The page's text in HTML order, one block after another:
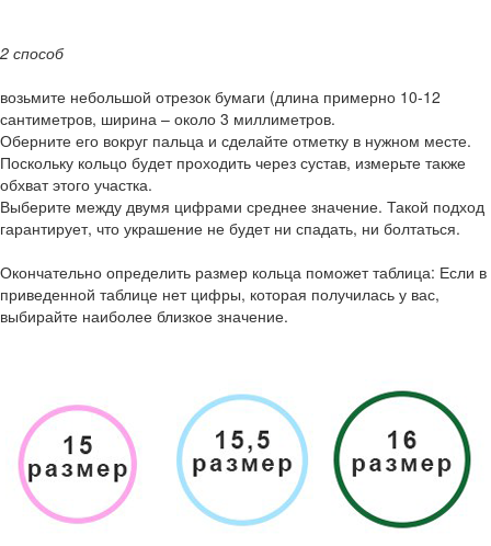
2 способ
возьмите небольшой отрезок бумаги (длина примерно 10-12
сантиметров, ширина – около 3 миллиметров.
Оберните его вокруг пальца и сделайте отметку в нужном месте.
Поскольку кольцо будет проходить через сустав, измерьте также
обхват этого участка.
Выберите между двумя цифрами среднее значение. Такой подход
гарантирует, что украшение не будет ни спадать, ни болтаться.
Окончательно определить размер кольца поможет таблица: Если в
приведенной таблице нет цифры, которая получилась у вас,
выбирайте наиболее близкое значение.